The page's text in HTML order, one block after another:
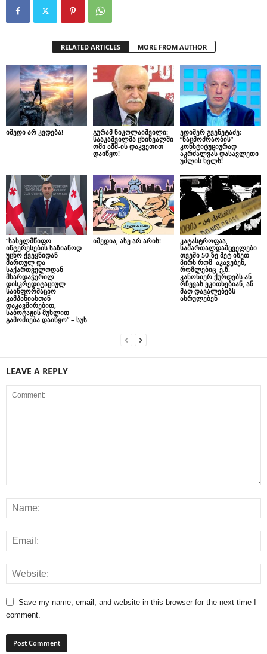
RELATED ARTICLES MORE FROM AUTHOR
იმედი არ კვდება!
გურამ ნიკოლაიშვილი:
სააკაშვილმა ცხინვალში
ომი აშშ-ის დაკვეთით
დაიწყო!
ედიშერ გვენეტაძე:
“ნაცმოძრაობის”
კონსტიტუციურად
აკრძალვას დასავლეთი
უშლის ხელს!
“სახელმწიფო
ინტერესების საზიანოდ
უცხო ქვეყნიდან
მართულ და
საქართველოდან
მხარდაჭერილ
დისკრედიტაციულ
საინფორმაციო
კამპანიასთან
დაკავშირებით,
საბოტაჟის მუხლით
გამოძიება დაიწყო” – სუს
იმედია, ასე არ არის!
კატასტროფაა,
სამართალდამცველები
თვეში 50-ზე მეტ ისეთ
პირს რომ აკავებენ,
რომლებიც ე.წ.
კანონიერ ქურდებს ან
რჩევას ეკითხებიან, ან
მათ დავალებებს
ასრულებენ
LEAVE A REPLY
Save my name, email, and website in this browser for the next time I
comment.